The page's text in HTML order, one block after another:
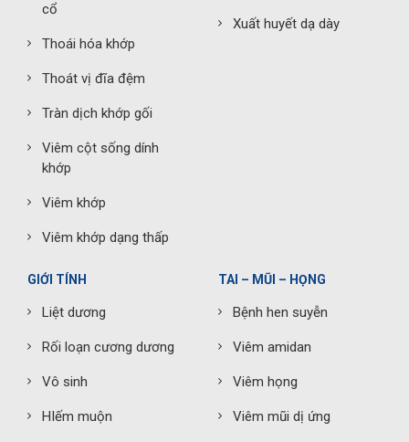
cổ
Thoái hóa khớp
Thoát vị đĩa đệm
Tràn dịch khớp gối
Viêm cột sống dính
khớp
Viêm khớp
Viêm khớp dạng thấp
Xuất huyết dạ dày
GIỚI TÍNH
Liệt dương
Rối loạn cương dương
Vô sinh
HIếm muộn
TAI – MŨI – HỌNG
Bệnh hen suyễn
Viêm amidan
Viêm họng
Viêm mũi dị ứng